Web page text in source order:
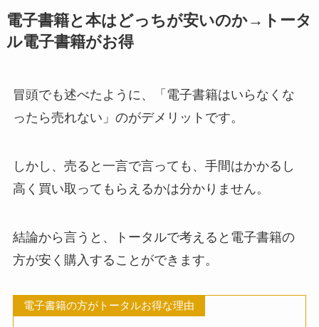
電子書籍と本はどっちが安いのか→トータ
ル電子書籍がお得
冒頭でも述べたように、「電子書籍はいらなくな
ったら売れない」のがデメリットです。
しかし、売ると一言で言っても、手間はかかるし
高く買い取ってもらえるかは分かりません。
結論から言うと、トータルで考えると電子書籍の
方が安く購入することができます。
電子書籍の方がトータルお得な理由